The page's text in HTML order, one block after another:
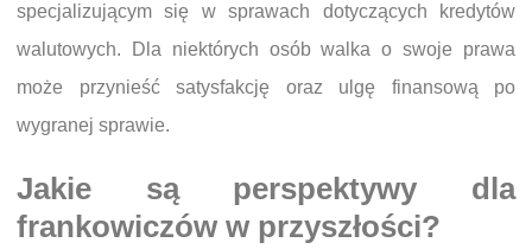
specjalizującym się w sprawach dotyczących kredytów
walutowych. Dla niektórych osób walka o swoje prawa
może przynieść satysfakcję oraz ulgę finansową po
wygranej sprawie.
Jakie są perspektywy dla
frankowiczów w przyszłości?